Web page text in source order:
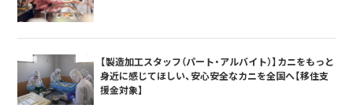
【製造加工スタッフ（パート・アルバイト）】カニをもっと
身近に感じてほしい、安心安全なカニを全国へ【移住支
援金対象】